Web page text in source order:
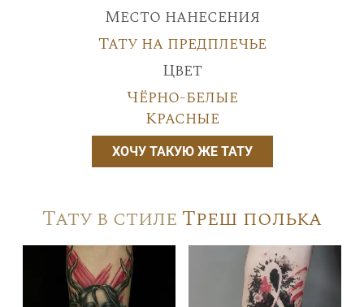
Место нанесения
Тату на предплечье
Цвет
Чёрно-белые
Красные
ХОЧУ ТАКУЮ ЖЕ ТАТУ
Тату в стиле Треш полька